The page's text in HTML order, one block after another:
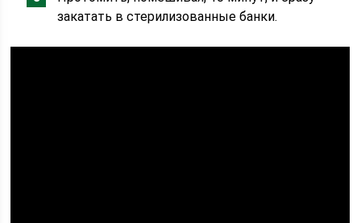
закатать в стерилизованные банки.